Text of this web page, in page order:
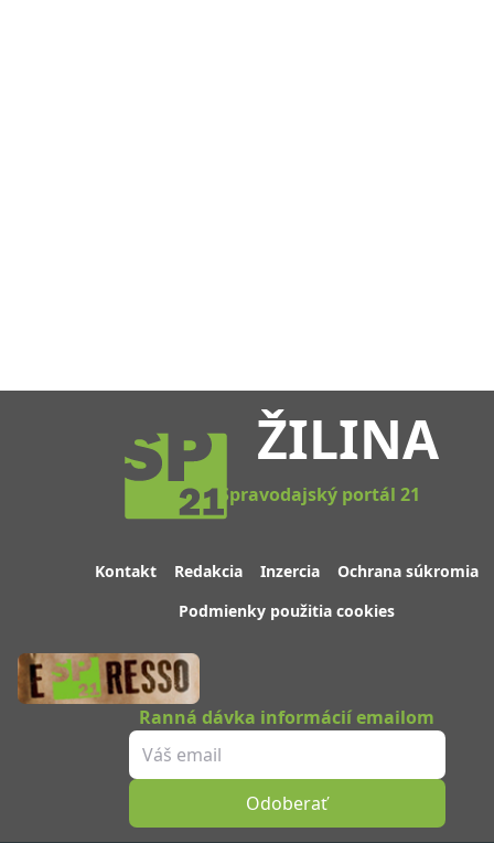
ŽILINA
Spravodajský portál 21
Kontakt Redakcia Inzercia
Ochrana súkromia
Podmienky použitia cookies
Ranná dávka informácií emailom
Odoberať